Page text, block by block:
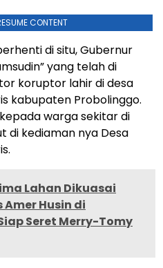
CONTENT
di situ, Gubernur
yang telah di
koruptor lahir di desa
kabupaten Probolinggo.
warga sekitar di
di kediaman nya Desa
Lahan Dikuasai
Amer Husin di
Seret Merry-Tomy